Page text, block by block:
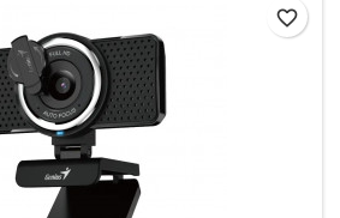
favorite_border